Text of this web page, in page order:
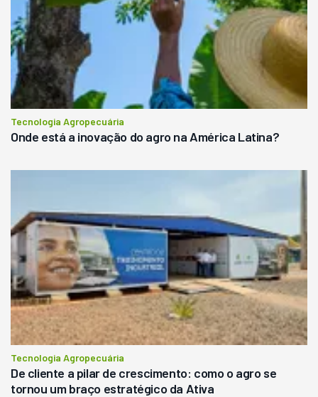
Tecnologia Agropecuária
Onde está a inovação do agro na América Latina?
Tecnologia Agropecuária
De cliente a pilar de crescimento: como o agro se
tornou um braço estratégico da Ativa